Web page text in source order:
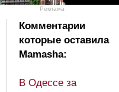
Реклама
Комментарии
которые оставила
Mamasha:
В Одессе за